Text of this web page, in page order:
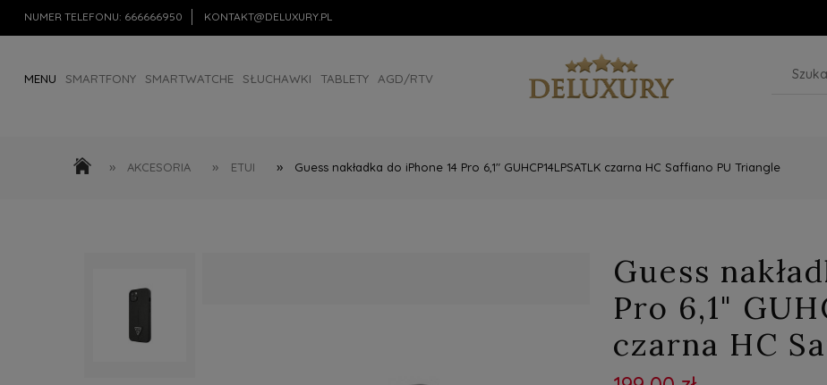
NUMER TELEFONU: 666666950 KONTAKT@DELUXURY.PL
MENU SMARTFONY SMARTWATCHE SŁUCHAWKI TABLETY AGD/RTV
» AKCESORIA » ETUI » Guess nakładka do iPhone 14 Pro 6,1" GUHCP14LPSATLK czarna HC Saffiano PU Triangle
Guess
Pro 6,1"
czarna HC